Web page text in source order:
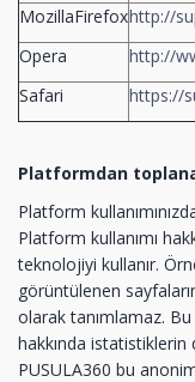
MozillaFirefoxhttp://
Opera
http://
Safari
https://
Platformdan
Platform
Platform kullanımı
teknolojiyi kullanır.
görüntülenen
olarak tanımlamaz.
hakkında istatistiklerin
PUSULA360 bu